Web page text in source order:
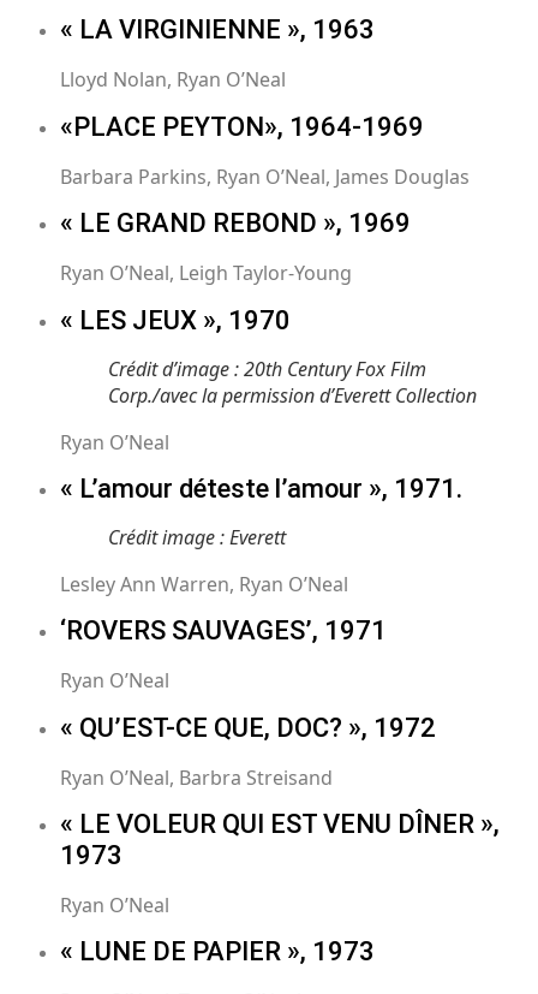
« LA VIRGINIENNE », 1963
Lloyd Nolan, Ryan O’Neal
«PLACE PEYTON», 1964-1969
Barbara Parkins, Ryan O’Neal, James Douglas
« LE GRAND REBOND », 1969
Ryan O’Neal, Leigh Taylor-Young
« LES JEUX », 1970
Crédit d’image : 20th Century Fox Film
Corp./avec la permission d’Everett Collection
Ryan O’Neal
« L’amour déteste l’amour », 1971.
Crédit image : Everett
Lesley Ann Warren, Ryan O’Neal
‘ROVERS SAUVAGES’, 1971
Ryan O’Neal
« QU’EST-CE QUE, DOC? », 1972
Ryan O’Neal, Barbra Streisand
« LE VOLEUR QUI EST VENU DÎNER »,
1973
Ryan O’Neal
« LUNE DE PAPIER », 1973